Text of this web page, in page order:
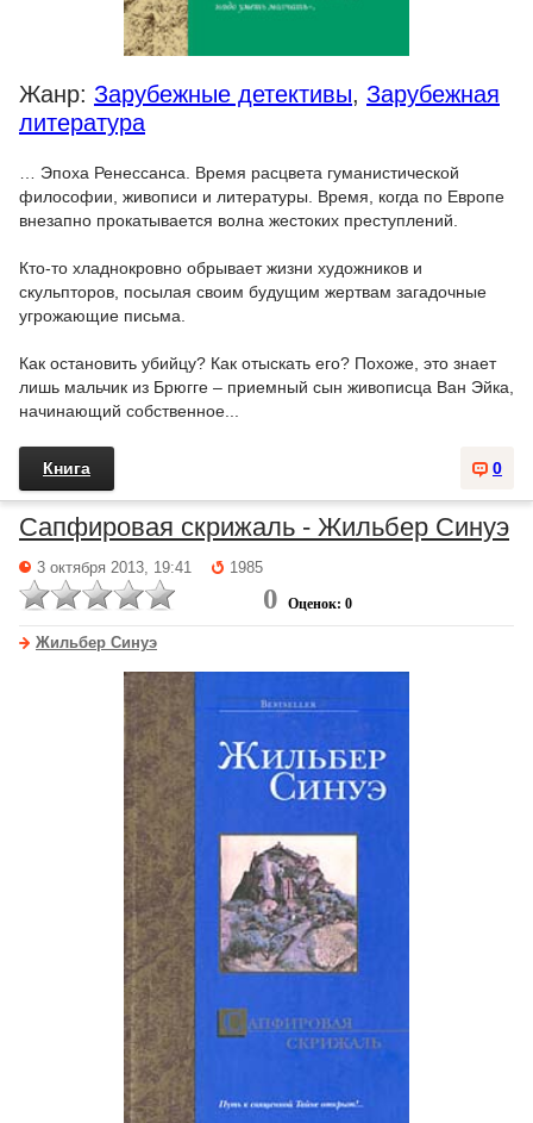
Жанр: Зарубежные детективы, Зарубежная
литература
… Эпоха Ренессанса. Время расцвета гуманистической
философии, живописи и литературы. Время, когда по Европе
внезапно прокатывается волна жестоких преступлений.
Кто-то хладнокровно обрывает жизни художников и
скульпторов, посылая своим будущим жертвам загадочные
угрожающие письма.
Как остановить убийцу? Как отыскать его? Похоже, это знает
лишь мальчик из Брюгге – приемный сын живописца Ван Эйка,
начинающий собственное...
0
Книга
Сапфировая скрижаль - Жильбер Синуэ
3 октября 2013, 19:41 1985
0 Оценок: 0
Жильбер Синуэ